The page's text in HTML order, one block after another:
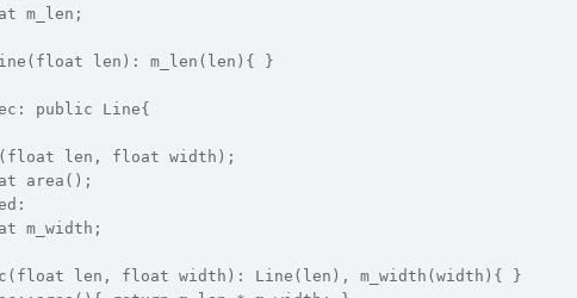
m_len;
len): m_len(len){ }
public Line{
len, float width);
area();
m_width;
len, float width): Line(len), m_width(width){ }